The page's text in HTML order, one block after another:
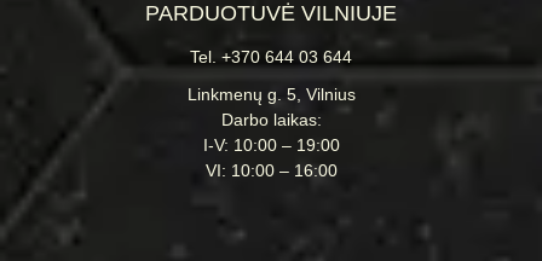
PARDUOTUVĖ VILNIUJE
Tel. +370 644 03 644
Linkmenų g. 5, Vilnius
Darbo laikas:
I-V: 10:00 – 19:00
VI: 10:00 – 16:00